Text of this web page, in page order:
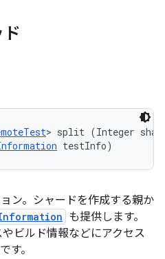
> split (Integer
testInfo)
ン。シャードを作成する親か
も提供します。
ビルド情報などにアクセス
す。